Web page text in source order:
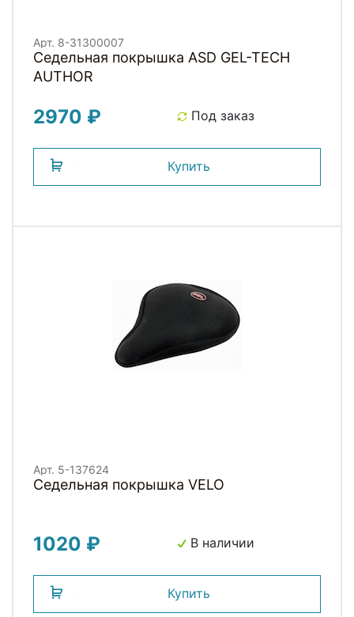
Арт. 8-31300007
Седельная покрышка ASD GEL-TECH
AUTHOR
2970 ₽ Под заказ
Купить
Арт. 5-137624
Седельная покрышка VELO
1020 ₽ В наличии
Купить